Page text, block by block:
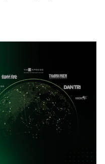
Công nghệ
Sành điệu
Tin Công nghệ
Trải nghiệm
Chuyển đổi số